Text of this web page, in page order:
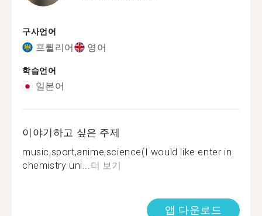
구사언어
프륄리어 영어
학습언어
일본어
이야기하고 싶은 주제
music,sport,anime,science(I would like enter in
chemistry uni...더 보기
앱 다운로드